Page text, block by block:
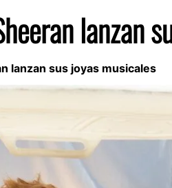
lanzan
lanzan sus joyas musicales